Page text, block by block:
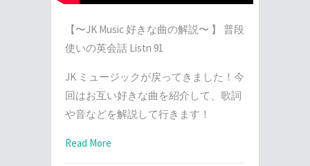
【〜JK Music 好きな曲の解説〜 】 普段
使いの英会話 Listn 91
JK ミュージックが戻ってきました！今
回はお互い好きな曲を紹介して、歌詞
や音などを解説して行きます！
Read More